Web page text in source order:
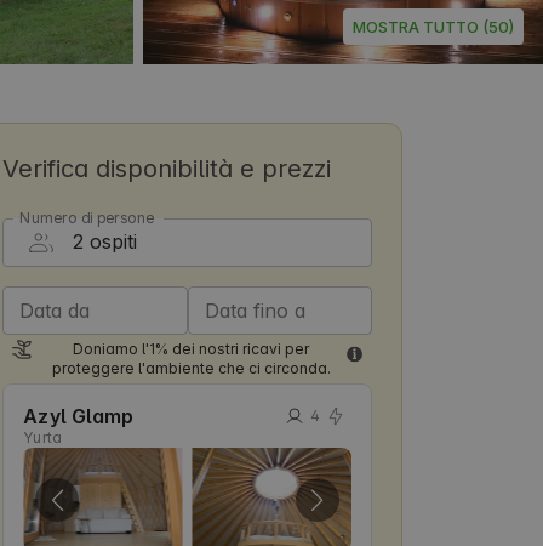
MOSTRA TUTTO (50)
Verifica disponibilità e prezzi
Numero di persone
Data da Data fino a
Doniamo l'1% dei nostri ricavi per
proteggere l'ambiente che ci circonda.
Azyl Glamp
Yurta
4